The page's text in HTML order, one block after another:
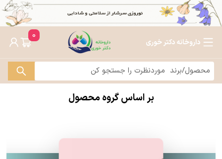
داروخانه دکتر خوری
0
بر اساس گروه محصول